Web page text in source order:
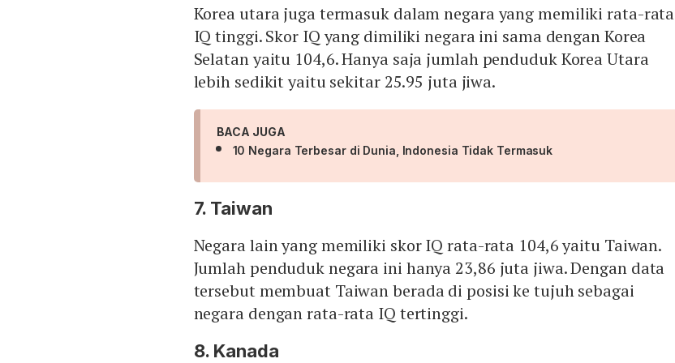
Korea utara juga termasuk dalam negara yang memiliki rata-rata
IQ tinggi. Skor IQ yang dimiliki negara ini sama dengan Korea
Selatan yaitu 104,6. Hanya saja jumlah penduduk Korea Utara
lebih sedikit yaitu sekitar 25.95 juta jiwa.
BACA JUGA
10 Negara Terbesar di Dunia, Indonesia Tidak Termasuk
7. Taiwan
Negara lain yang memiliki skor IQ rata-rata 104,6 yaitu Taiwan.
Jumlah penduduk negara ini hanya 23,86 juta jiwa. Dengan data
tersebut membuat Taiwan berada di posisi ke tujuh sebagai
negara dengan rata-rata IQ tertinggi.
8. Kanada